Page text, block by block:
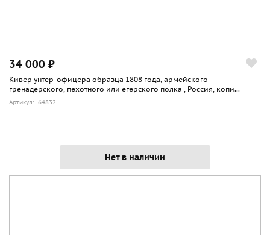
34 000 ₽
Кивер унтер-офицера образца 1808 года, армейского
гренадерского, пехотного или егерского полка , Россия, копи...
Артикул: 64832
Нет в наличии